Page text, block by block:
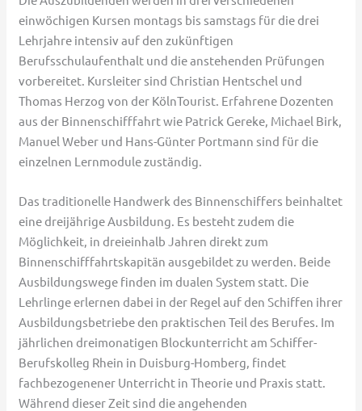
einwöchigen Kursen montags bis samstags für die drei
Lehrjahre intensiv auf den zukünftigen
Berufsschulaufenthalt und die anstehenden Prüfungen
vorbereitet. Kursleiter sind Christian Hentschel und
Thomas Herzog von der KölnTourist. Erfahrene Dozenten
aus der Binnenschifffahrt wie Patrick Gereke, Michael Birk,
Manuel Weber und Hans-Günter Portmann sind für die
einzelnen Lernmodule zuständig.
Das traditionelle Handwerk des Binnenschiffers beinhaltet
eine dreijährige Ausbildung. Es besteht zudem die
Möglichkeit, in dreieinhalb Jahren direkt zum
Binnenschifffahrtskapitän ausgebildet zu werden. Beide
Ausbildungswege finden im dualen System statt. Die
Lehrlinge erlernen dabei in der Regel auf den Schiffen ihrer
Ausbildungsbetriebe den praktischen Teil des Berufes. Im
jährlichen dreimonatigen Blockunterricht am Schiffer-
Berufskolleg Rhein in Duisburg-Homberg, findet
fachbezogenener Unterricht in Theorie und Praxis statt.
Während dieser Zeit sind die angehenden